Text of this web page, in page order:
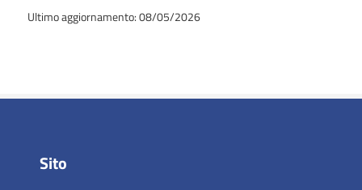
Ultimo aggiornamento: 08/05/2026
Sito